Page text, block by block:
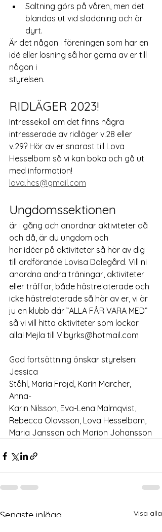
Saltning görs på våren, men det
blandas ut vid sladdning och är
dyrt.
Är det någon i föreningen som har en
idé eller lösning så hör gärna av er till
någon i
styrelsen.
RIDLÄGER 2023!
Intressekoll om det finns några
intresserade av ridläger v.28 eller
v.29? Hör av er snarast till Lova
Hesselbom så vi kan boka och gå ut
med information!
lova.hes@gmail.com
Ungdomssektionen
är i gång och anordnar aktiviteter då
och då, är du ungdom och
har idéer på aktiviteter så hör av dig
till ordförande Lovisa Dalegård. Vill ni
anordna andra träningar, aktiviteter
eller träffar, både hästrelaterade och
icke hästrelaterade så hör av er, vi är
ju en klubb där ”ALLA FÅR VARA MED”
så vi vill hitta aktiviteter som lockar
alla! Mejla till Vibyrks@hotmail.com
God fortsättning önskar styrelsen:
Jessica
Ståhl, Maria Fröjd, Karin Marcher,
Anna-
Karin Nilsson, Eva-Lena Malmqvist,
Rebecca Olovsson, Lova Hesselbom,
Maria Jansson och Marion Johansson
Senaste inlägg Visa alla